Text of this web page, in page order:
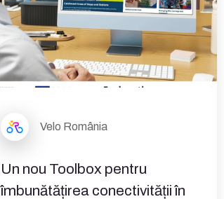
Velo România
Un nou Toolbox pentru
îmbunătățirea conectivității în